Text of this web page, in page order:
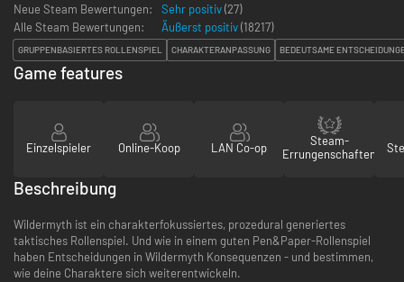
Neue Steam Bewertungen:
Sehr positiv(27)
Alle Steam Bewertungen:
Äußerst positiv(18217)
GRUPPENBASIERTES ROLLENSPIEL CHARAKTERANPASSUNG BEDEUTSAME
Game features
Einzelspieler Online-Koop LAN Co-op
Steam-
Errungenschaften
Beschreibung
Wildermyth ist ein charakterfokussiertes, prozedural generiertes
taktisches Rollenspiel. Und wie in einem guten Pen&Paper-Rollenspiel
haben Entscheidungen in Wildermyth Konsequenzen - und bestimmen,
wie deine Charaktere sich weiterentwickeln.